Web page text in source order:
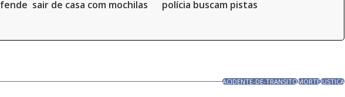
sair de casa com mochilas
polícia buscam pistas
ACIDENTE-DE-TRANSITOMORTEJUSTICA